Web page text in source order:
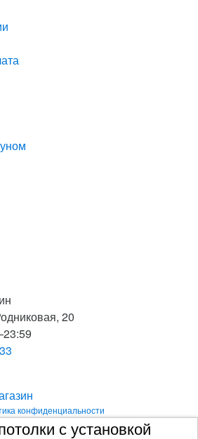
20
конфиденциальности
с установкой